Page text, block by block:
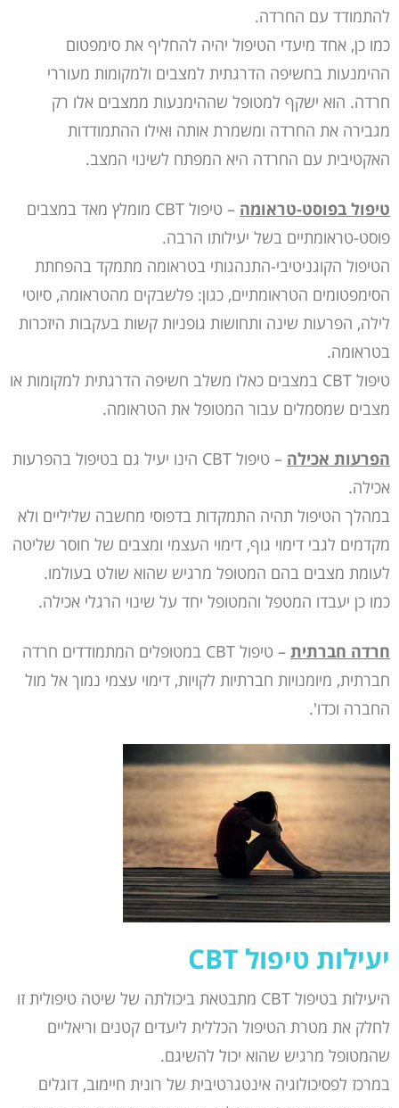
להתמודד עם החרדה.
כמו כן, אחד מיעדי הטיפול יהיה להחליף את סימפטום
ההימנעות בחשיפה הדרגתית למצבים ולמקומות מעוררי
חרדה. הוא ישקף למטופל שההימנעות ממצבים אלו רק
מגבירה את החרדה ומשמרת אותה ואילו ההתמודדות
האקטיבית עם החרדה היא המפתח לשינוי המצב.
טיפול בפוסט-טראומה
– טיפול CBT מומלץ מאד במצבים
פוסט-טראומתיים בשל יעילותו הרבה.
הטיפול הקוגניטיבי-התנהגותי בטראומה מתמקד בהפחתת
הסימפטומים הטראומתיים, כגון: פלשבקים מהטראומה, סיוטי
לילה, הפרעות שינה ותחושות גופניות קשות בעקבות היזכרות
בטראומה.
טיפול CBT במצבים כאלו משלב חשיפה הדרגתית למקומות או
מצבים שמסמלים עבור המטופל את הטראומה.
הפרעות אכילה
– טיפול CBT הינו יעיל גם בטיפול בהפרעות
אכילה.
במהלך הטיפול תהיה התמקדות בדפוסי מחשבה שליליים ולא
מקדמים לגבי דימוי גוף, דימוי העצמי ומצבים של חוסר שליטה
לעומת מצבים בהם המטופל מרגיש שהוא שולט בעולמו.
כמו כן יעבדו המטפל והמטופל יחד על שינוי הרגלי אכילה.
חרדה חברתית
– טיפול CBT במטופלים המתמודדים חרדה
חברתית, מיומנויות חברתיות לקויות, דימוי עצמי נמוך אל מול
החברה וכדו'.
יעילות טיפול CBT
היעילות בטיפול CBT מתבטאת ביכולתה של שיטה טיפולית זו
לחלק את מטרת הטיפול הכללית ליעדים קטנים וריאליים
שהמטופל מרגיש שהוא יכול להשיגם.
במרכז לפסיכולוגיה אינטגרטיבית של רונית חיימוב, דוגלים